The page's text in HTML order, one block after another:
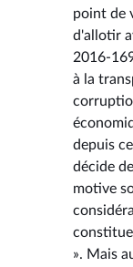
point de
d'allotir
2016-
à la
depuis
décide
motive
». Mais